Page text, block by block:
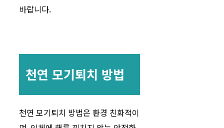
바랍니다.
천연 모기퇴치 방법
천연 모기퇴치 방법은 환경 친화적이